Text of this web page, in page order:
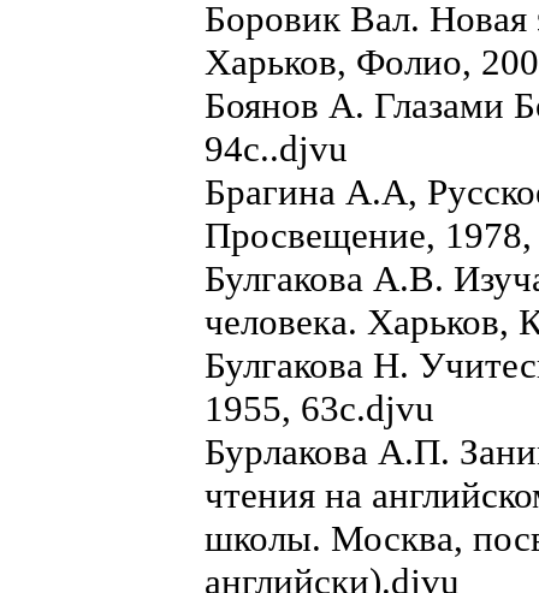
Боровик Вал. Новая
Харьков, Фолио,
Боянов А. Глазами
94с..djvu
Брагина А.А,
Просвещение,
Булгакова А.В.
человека. Харьков,
Булгакова Н.
1955, 63с.djvu
Бурлакова А.П.
чтения на
школы. Москва,
английски).djvu